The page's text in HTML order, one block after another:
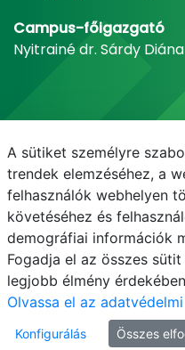
Campus-főigazgató
Nyitrainé dr. Sárdy Diána
E-mail
A sütiket személyre
trendek elemzéséhez, a
felhasználók webhelyen
követéséhez és
demográfiai információk
Fogadja el az összes
legjobb élmény
Olvassa el az
Konfigurálás Összes